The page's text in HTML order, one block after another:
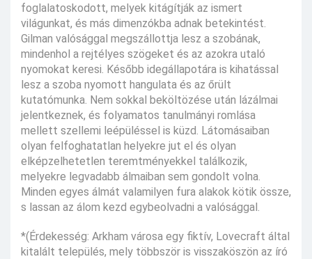
foglalatoskodott, melyek kitágítják az ismert
világunkat, és más dimenzókba adnak betekintést.
Gilman valósággal megszállottja lesz a szobának,
mindenhol a rejtélyes szögeket és az azokra utaló
nyomokat keresi. Később idegállapotára is kihatással
lesz a szoba nyomott hangulata és az őrült
kutatómunka. Nem sokkal beköltözése után lázálmai
jelentkeznek, és folyamatos tanulmányi romlása
mellett szellemi leépüléssel is küzd. Látomásaiban
olyan felfoghatatlan helyekre jut el és olyan
elképzelhetetlen teremtményekkel találkozik,
melyekre legvadabb álmaiban sem gondolt volna.
Minden egyes álmát valamilyen fura alakok kötik össze,
s lassan az álom kezd egybeolvadni a valósággal.
*(Érdekesség: Arkham városa egy fiktív, Lovecraft által
kitalált település, mely többször is visszaköszön az író